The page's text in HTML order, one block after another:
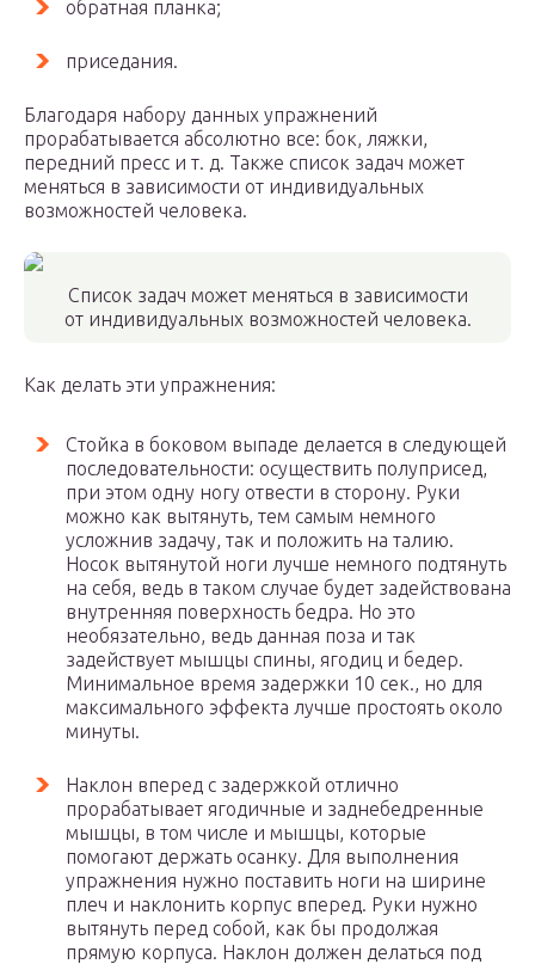
обратная планка;
приседания.
Благодаря набору данных упражнений
прорабатывается абсолютно все: бок, ляжки,
передний пресс и т. д. Также список задач может
меняться в зависимости от индивидуальных
возможностей человека.
Список задач может меняться в зависимости
от индивидуальных возможностей человека.
Как делать эти упражнения:
Стойка в боковом выпаде делается в следующей
последовательности: осуществить полуприсед,
при этом одну ногу отвести в сторону. Руки
можно как вытянуть, тем самым немного
усложнив задачу, так и положить на талию.
Носок вытянутой ноги лучше немного подтянуть
на себя, ведь в таком случае будет задействована
внутренняя поверхность бедра. Но это
необязательно, ведь данная поза и так
задействует мышцы спины, ягодиц и бедер.
Минимальное время задержки 10 сек., но для
максимального эффекта лучше простоять около
минуты.
Наклон вперед с задержкой отлично
прорабатывает ягодичные и заднебедренные
мышцы, в том числе и мышцы, которые
помогают держать осанку. Для выполнения
упражнения нужно поставить ноги на ширине
плеч и наклонить корпус вперед. Руки нужно
вытянуть перед собой, как бы продолжая
прямую корпуса. Наклон должен делаться под